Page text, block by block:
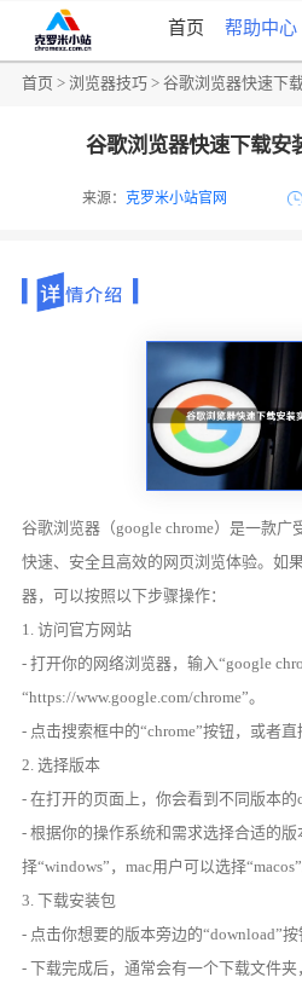
首页 帮助中心
首页 >浏览器技巧 > 谷歌浏览器快速下
谷歌浏览器快速下载安
来源：克罗米小站官网
谷歌浏览器（google chrome）是一款
快速、安全且高效的网页浏览体验。如
器，可以按照以下步骤操作：
1. 访问官方网站
- 打开你的网络浏览器，输入“google
“https://www.google.com/chrome”。
- 点击搜索框中的“chrome”按钮，或者直
2. 选择版本
- 在打开的页面上，你会看到不同版本的
- 根据你的操作系统和需求选择合适的
择“windows”，mac用户可以选择“macos”
3. 下载安装包
- 点击你想要的版本旁边的“download”按
- 下载完成后，通常会有一个下载文件